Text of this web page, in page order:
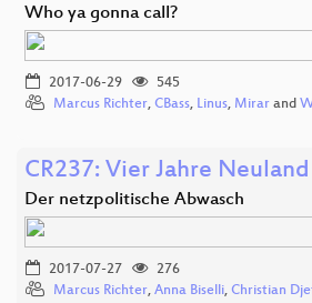
Who ya gonna call?
2017-06-29
545
Marcus Richter, CBass, Linus, Mirar and
CR237: Vier Jahre Neuland
Der netzpolitische Abwasch
2017-07-27
276
Marcus Richter, Anna Biselli, Christian